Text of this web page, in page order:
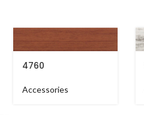
4760
Accessories